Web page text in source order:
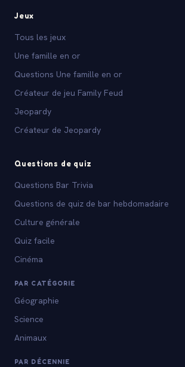
Jeux
Tous les jeux
Une famille en or
Questions Une famille en or
Créateur de jeu Family Feud
Jeopardy
Créateur de Jeopardy
Questions de quiz
Questions Bar Trivia
Questions de quiz de bar hebdomadaire
Culture générale
Quiz facile
Cinéma
PAR CATÉGORIE
Géographie
Science
Animaux
PAR DÉCENNIE